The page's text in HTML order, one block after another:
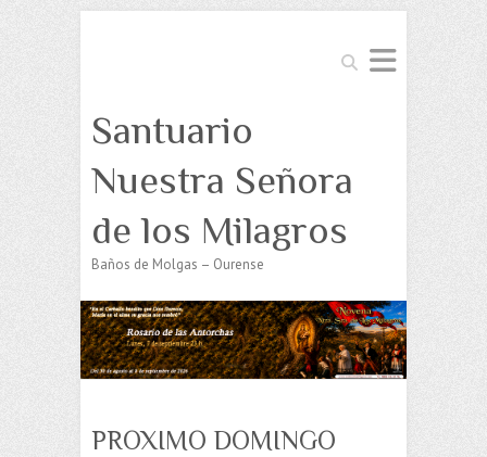
Buscar
Santuario
Nuestra Señora
de los Milagros
Baños de Molgas – Ourense
PROXIMO DOMINGO